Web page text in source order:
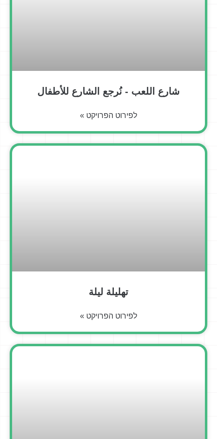
شارع اللعب - نُرجع الشارع للأطفال
לפירוט הפרויקט »
تهليلة ليلة
לפירוט הפרויקט »